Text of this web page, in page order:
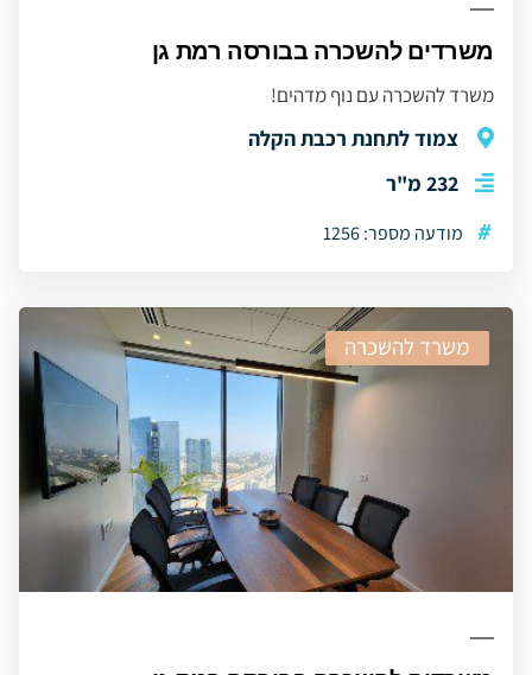
משרדים להשכרה בבורסה רמת גן
משרד להשכרה עם נוף מדהים!
צמוד לתחנת רכבת הקלה
232 מ"ר
# מודעה מספר: 1256
משרד להשכרה